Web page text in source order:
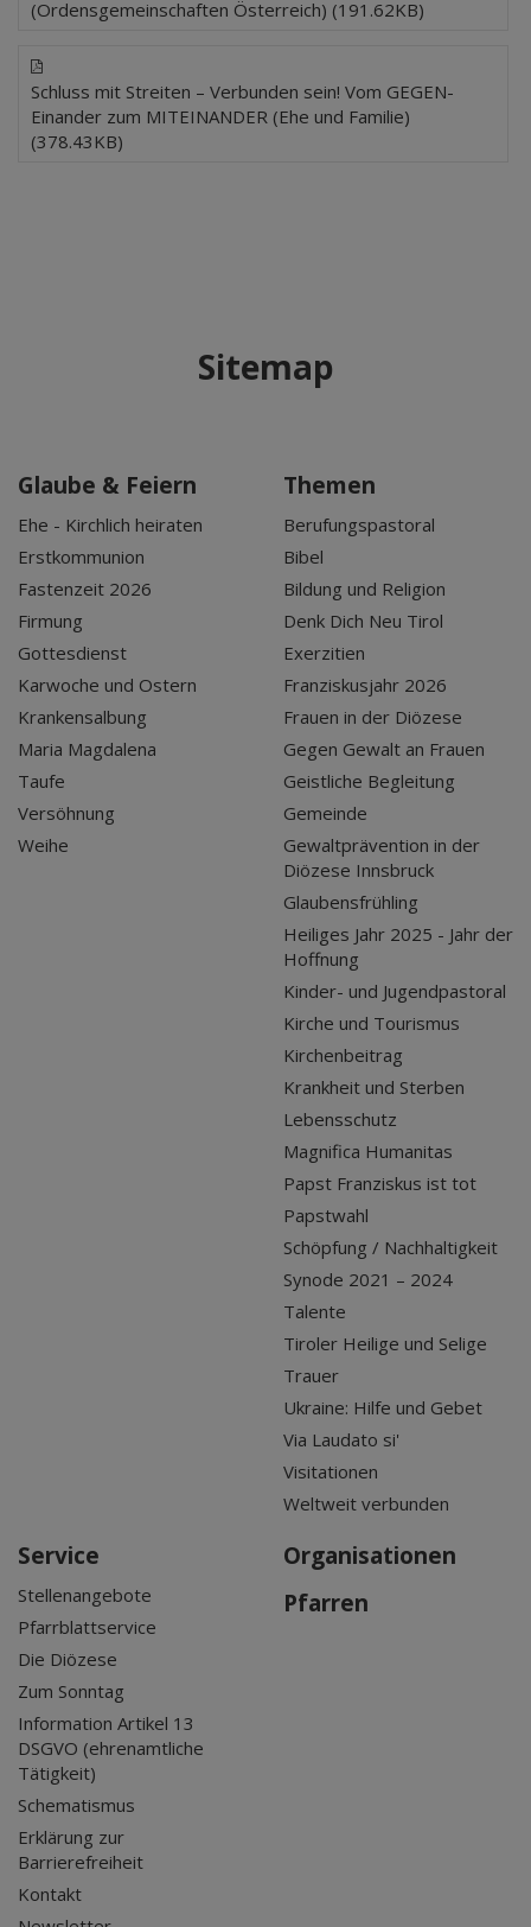
(Ordensgemeinschaften Österreich) (191.62KB)
Schluss mit Streiten – Verbunden sein! Vom GEGEN-
Einander zum MITEINANDER (Ehe und Familie)
(378.43KB)
Sitemap
Glaube & Feiern
Ehe - Kirchlich heiraten
Erstkommunion
Fastenzeit 2026
Firmung
Gottesdienst
Karwoche und Ostern
Krankensalbung
Maria Magdalena
Taufe
Versöhnung
Weihe
Themen
Berufungspastoral
Bibel
Bildung und Religion
Denk Dich Neu Tirol
Exerzitien
Franziskusjahr 2026
Frauen in der Diözese
Gegen Gewalt an Frauen
Geistliche Begleitung
Gemeinde
Gewaltprävention in der
Diözese Innsbruck
Glaubensfrühling
Heiliges Jahr 2025 - Jahr der
Hoffnung
Kinder- und Jugendpastoral
Kirche und Tourismus
Kirchenbeitrag
Krankheit und Sterben
Lebensschutz
Magnifica Humanitas
Papst Franziskus ist tot
Papstwahl
Schöpfung / Nachhaltigkeit
Synode 2021 – 2024
Talente
Tiroler Heilige und Selige
Trauer
Ukraine: Hilfe und Gebet
Via Laudato si'
Visitationen
Weltweit verbunden
Service
Stellenangebote
Pfarrblattservice
Die Diözese
Zum Sonntag
Information Artikel 13
DSGVO (ehrenamtliche
Tätigkeit)
Schematismus
Erklärung zur
Barrierefreiheit
Kontakt
Organisationen
Pfarren